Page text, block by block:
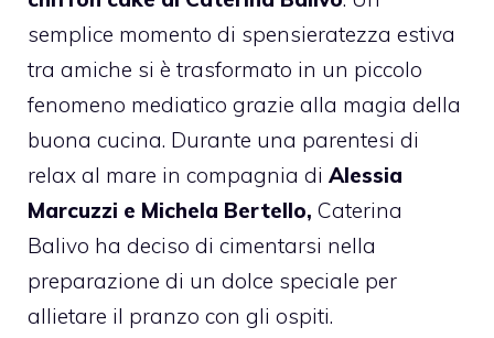
semplice momento di spensieratezza estiva
tra amiche si è trasformato in un piccolo
fenomeno mediatico grazie alla magia della
buona cucina. Durante una parentesi di
relax al mare in compagnia di Alessia
Marcuzzi e Michela Bertello, Caterina
Balivo ha deciso di cimentarsi nella
preparazione di un dolce speciale per
allietare il pranzo con gli ospiti.